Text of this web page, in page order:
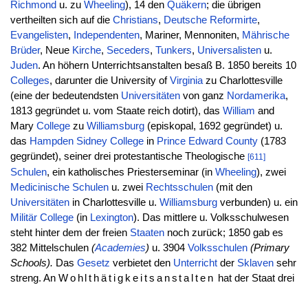
Richmond u. zu Wheeling), 14 den Quäkern; die übrigen
vertheilten sich auf die Christians, Deutsche Reformirte,
Evangelisten, Independenten, Mariner, Mennoniten, Mährische
Brüder, Neue Kirche, Seceders, Tunkers, Universalistenu.
Juden. An höhern Unterrichtsanstalten besaß B. 1850 bereits 10
Colleges, darunter die University ofVirginiazu Charlottesville
(eine der bedeutendsten Universitätenvon ganz Nordamerika,
1813 gegründet u. vom Staate reich dotirt), das William and
Mary Collegezu Williamsburg(episkopal, 1692 gegründet) u.
das Hampden Sidney Collegein Prince Edward County(1783
gegründet), seiner drei protestantische Theologische [611]
Schulen, ein katholisches Priesterseminar (in Wheeling), zwei
Medicinische Schulenu. zwei Rechtsschulen(mit den
Universitätenin Charlottesville u. Williamsburgverbunden) u. ein
Militär College(in Lexington). Das mittlere u. Volksschulwesen
steht hinter dem der freien Staatennoch zurück; 1850 gab es
382 Mittelschulen (Academies) u. 3904 Volksschulen (Primary
Schools). Das Gesetz verbietet den Unterrichtder Sklavensehr
streng. An Wohlthätigkeitsanstalten hat der Staat drei